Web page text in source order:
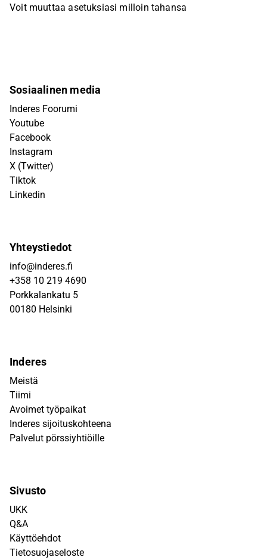
Voit muuttaa asetuksiasi milloin tahansa
Sosiaalinen media
Inderes Foorumi
Youtube
Facebook
Instagram
X (Twitter)
Tiktok
Linkedin
Yhteystiedot
info@inderes.fi
+358 10 219 4690
Porkkalankatu 5
00180 Helsinki
Inderes
Meistä
Tiimi
Avoimet työpaikat
Inderes sijoituskohteena
Palvelut pörssiyhtiöille
Sivusto
UKK
Q&A
Käyttöehdot
Tietosuojaseloste